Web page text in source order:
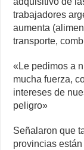
trabajadores
aumenta
transporte,
«Le pedimos a
mucha fuerza,
intereses de
peligro»
Señalaron que
provincias